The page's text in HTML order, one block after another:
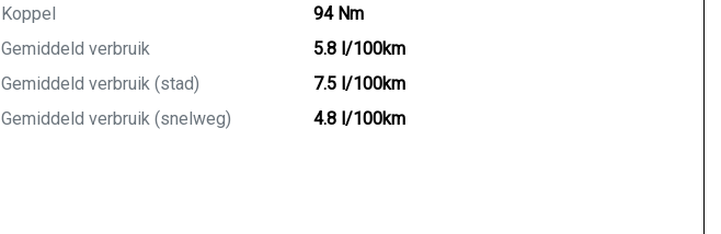
Koppel
94 Nm
Gemiddeld verbruik
5.8 l/100km
Gemiddeld verbruik (stad)
7.5 l/100km
Gemiddeld verbruik (snelweg)
4.8 l/100km